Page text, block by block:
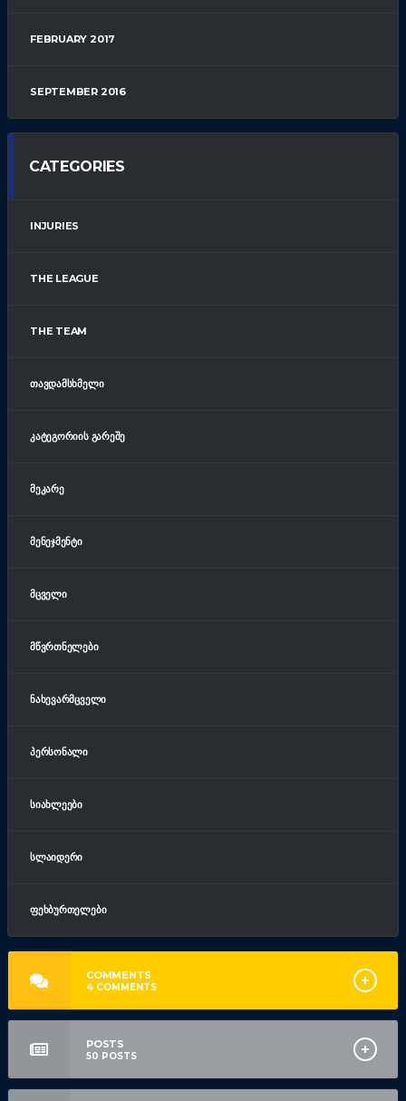
FEBRUARY 2017
SEPTEMBER 2016
CATEGORIES
INJURIES
THE LEAGUE
THE TEAM
ᲗᲐᲕᲓᲐᲛᲡᲮᲛᲔᲚᲘ
ᲙᲐᲢᲔᲒᲝᲠᲘᲘᲡ ᲒᲐᲠᲔᲨᲔ
ᲛᲔᲙᲐᲠᲔ
ᲛᲔᲜᲔᲯᲛᲔᲜᲢᲘ
ᲛᲪᲕᲔᲚᲘ
ᲛᲬᲕᲠᲗᲜᲔᲚᲔᲑᲘ
ᲜᲐᲮᲔᲕᲐᲠᲛᲪᲕᲔᲚᲘ
ᲞᲔᲠᲡᲝᲜᲐᲚᲘ
ᲡᲘᲐᲮᲚᲔᲔᲑᲘ
ᲡᲚᲐᲘᲓᲔᲠᲘ
ᲤᲔᲮᲑᲣᲠᲗᲔᲚᲔᲑᲘ
COMMENTS
4 COMMENTS
POSTS
50 POSTS